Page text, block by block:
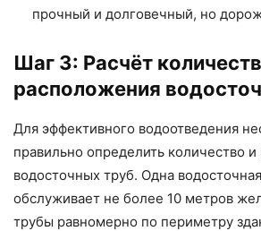
прочный и долговечный, но
Шаг 3: Расчёт
расположения
Для эффективного водоотведения
правильно определить количество
водосточных труб. Одна
обслуживает не более 10 метров
трубы равномерно по периметру